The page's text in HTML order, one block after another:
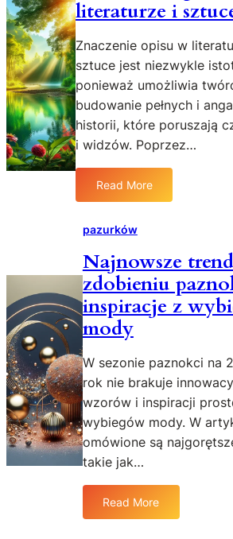
w
a
e
ź
ć
s
i
ę
i
c
e
t
w
o
j
g
o
m
a
ł
e
g
o
p
s
w
a
n
w
y
p
o
w
e
z
i
a
d
b
a
ć
z
d
r
o
w
i
k
t
a
?
literaturze i
Znaczenie opisu w
sztuce jest niezwykle
ponieważ umożliwia
budowanie pełnych i
historii, które poruszają
i widzów. Poprzez…
Read More
n
c
z
e
n
i
o
p
i
s
u
w
i
t
pazurków
Najnowsze
zdobieniu
inspiracje z
mody
W sezonie paznokci na
rok nie brakuje
wzorów i inspiracji
wybiegów mody. W
omówione są
takie jak…
Read More